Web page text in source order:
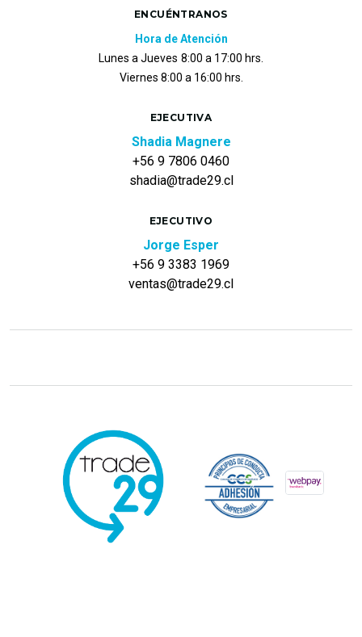
ENCUÉNTRANOS
Hora de Atención
Lunes a Jueves 8:00 a 17:00 hrs.
Viernes 8:00 a 16:00 hrs.
EJECUTIVA
Shadia Magnere
+56 9 7806 0460
shadia@trade29.cl
EJECUTIVO
Jorge Esper
+56 9 3383 1969
ventas@trade29.cl